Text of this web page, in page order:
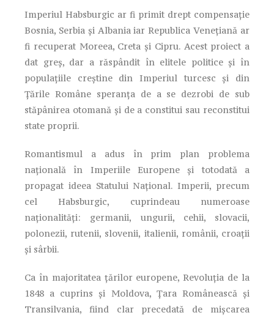
Imperiul Habsburgic ar fi primit drept compensație
Bosnia, Serbia și Albania iar Republica Venețiană ar
fi recuperat Moreea, Creta și Cipru. Acest proiect a
dat greș, dar a răspândit în elitele politice și în
populațiile creștine din Imperiul turcesc și din
Țările Române speranța de a se dezrobi de sub
stăpânirea otomană și de a constitui sau reconstitui
state proprii.
Romantismul a adus în prim plan problema
națională în Imperiile Europene și totodată a
propagat ideea Statului Național. Imperii, precum
cel Habsburgic, cuprindeau numeroase
naționalități: germanii, ungurii, cehii, slovacii,
polonezii, rutenii, slovenii, italienii, românii, croații
și sârbii.
Ca în majoritatea țărilor europene, Revoluția de la
1848 a cuprins și Moldova, Țara Românească și
Transilvania, fiind clar precedată de mișcarea